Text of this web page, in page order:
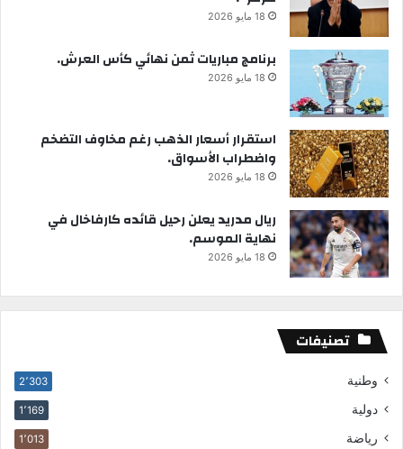
18 مايو 2026
برنامج مباريات ثمن نهائي كأس العرش.
18 مايو 2026
استقرار أسعار الذهب رغم مخاوف التضخم
واضطراب الأسواق.
18 مايو 2026
ريال مدريد يعلن رحيل قائده كارفاخال في
نهاية الموسم.
18 مايو 2026
تصنيفات
وطنية 2٬303
دولية 1٬169
رياضة 1٬013